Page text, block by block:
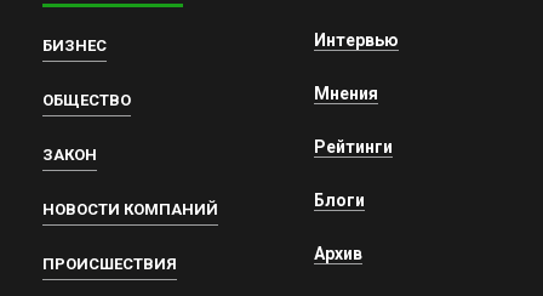
БИЗНЕС
ОБЩЕСТВО
ЗАКОН
НОВОСТИ КОМПАНИЙ
ПРОИСШЕСТВИЯ
Интервью
Мнения
Рейтинги
Блоги
Архив